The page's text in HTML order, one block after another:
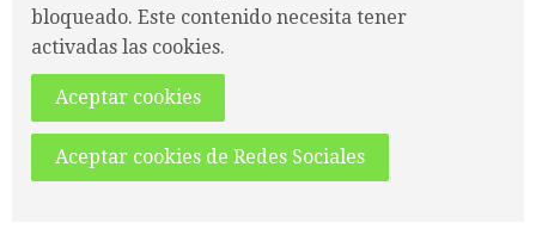
bloqueado. Este contenido necesita tener
activadas las cookies.
Aceptar cookies
Aceptar cookies de Redes Sociales